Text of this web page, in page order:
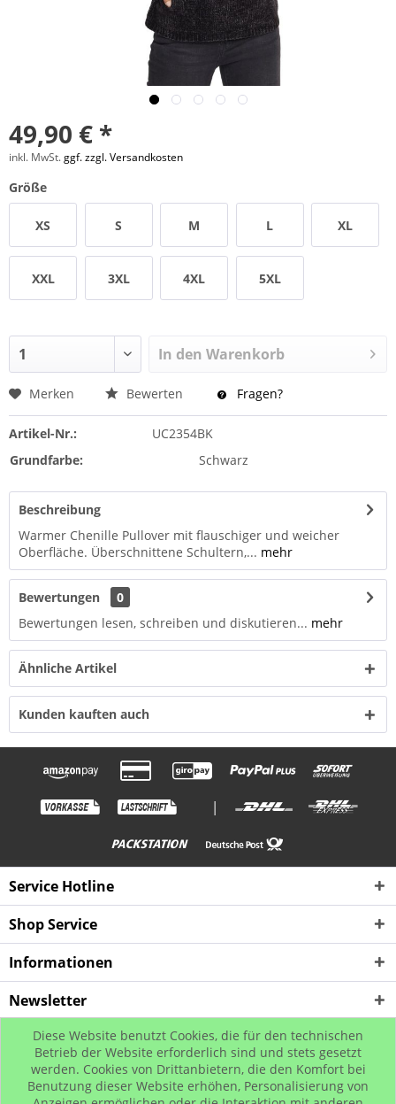
49,90 € *
inkl. MwSt.ggf. zzgl. Versandkosten
Größe
XS S M L XL
XXL 3XL 4XL 5XL
In den Warenkorb
Merken Bewerten Fragen?
Artikel-Nr.:
UC2354BK
Grundfarbe:
Schwarz
Beschreibung
Warmer Chenille Pullover mit flauschiger und weicher
Oberfläche. Überschnittene Schultern,... mehr
Bewertungen
0
Bewertungen lesen, schreiben und diskutieren... mehr
Ähnliche Artikel
Kunden kauften auch
|
Service Hotline
Shop Service
Informationen
Newsletter
* Alle Preise inkl. gesetzl. Mehrwertsteuer zzgl. Versandkosten, wenn nicht
anders beschrieben
© www.urban-street-shop.com
Diese Website benutzt Cookies, die für den technischen
Betrieb der Website erforderlich sind und stets gesetzt
werden. Cookies von Drittanbietern, die den Komfort bei
Benutzung dieser Website erhöhen, Personalisierung von